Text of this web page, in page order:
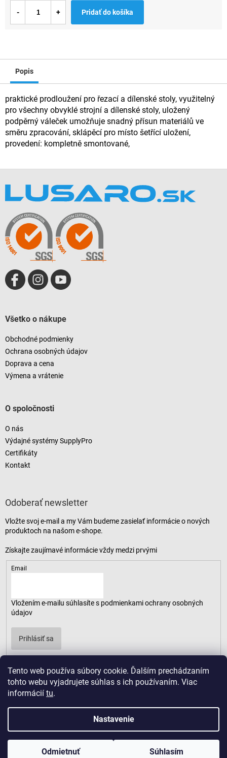
Tento web používa súbory cookie. Ďalším prechádzaním
tohto webu vyjadrujete súhlas s ich používaním. Viac
informácií tu.
Nastavenie
Odmietnuť Súhlasím
cena:
Pridať do košíka
Popis
praktické prodloužení pro řezací a dílenské stoly, využitelný
pro všechny obvyklé strojní a dílenské stoly, uložený
podpěrný váleček umožňuje snadný přísun materiálů ve
směru zpracování, sklápěcí pro místo šetřící uložení,
provedení: kompletně smontované,
Všetko o nákupe
Obchodné podmienky
Ochrana osobných údajov
Doprava a cena
Výmena a vrátenie
O spoločnosti
O nás
Výdajné systémy SupplyPro
Certifikáty
Kontakt
Odoberať newsletter
Vložte svoj e-mail a my Vám budeme zasielať informácie o nových
produktoch na našom e-shope.
Email
Vložením e-mailu súhlasíte s podmienkami ochrany osobných
údajov
Prihlásiť sa
Copyright 2026 . Všetky práva vyhradené.